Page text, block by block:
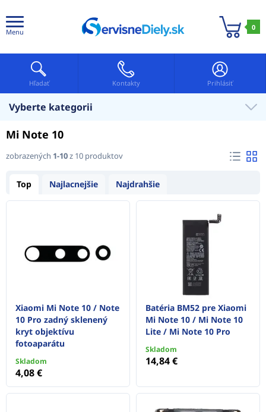
Menu
0
Hľadať Kontakty Prihlásiť
Vyberte kategorii
Mi Note 10
zobrazených 1-10z 10 produktov
Top Najlacnejšie Najdrahšie
Xiaomi Mi Note 10 / Note
10 Pro zadný sklenený
kryt objektívu
fotoaparátu
Skladom
4,08 €
Batéria BM52 pre Xiaomi
Mi Note 10 / Mi Note 10
Lite / Mi Note 10 Pro
Skladom
14,84 €